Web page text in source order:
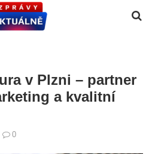
v Plzni – partner
a kvalitní
0